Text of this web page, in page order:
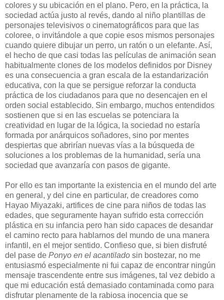
colores y su ubicación en el plano. Pero, en la práctica, la
sociedad actúa justo al revés, dando al niño plantillas de
personajes televisivos o cinematográficos para que las
coloree, o invitándole a que copie esos mismos personajes
cuando quiere dibujar un perro, un ratón o un elefante. Así,
el hecho de que casi todas las películas de animación sean
habitualmente clones de los modelos definidos por Disney
es una consecuencia a gran escala de la estandarización
educativa, con la que se persigue reforzar la conducta
práctica de los ciudadanos para que no desencajen en el
orden social establecido. Sin embargo, muchos entendidos
sostienen que si en las escuelas se potenciara la
creatividad en lugar de la lógica, la sociedad no estaría
formada por anárquicos soñadores, sino por mentes
despiertas que abrirían nuevas vías a la búsqueda de
soluciones a los problemas de la humanidad, sería una
sociedad que avanzaría con pasos de gigante.
Por ello es tan importante la existencia en el mundo del arte
en general, y del cine en particular, de creadores como
Hayao Miyazaki, artifices de cine para niños de todas las
edades, que seguramente hayan sufrido esta corrección
plástica en su infancia pero han sido capaces de desandar
el camino recto para hablarnos del mundo de una manera
infantil, en el mejor sentido. Confieso que, si bien disfruté
del pase de Ponyo en el acantilado sin bostezar, no me
entusiasmó especialmente ni fui capaz de encontrar ningún
mensaje trascendente entre sus imágenes, tal vez debido a
que mi educación está demasiado contaminada como para
disfrutar plenamente de la rabiosa inocencia que se